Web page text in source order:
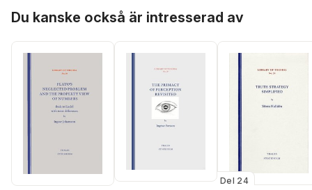
Du kanske också är intresserad av
Del 24